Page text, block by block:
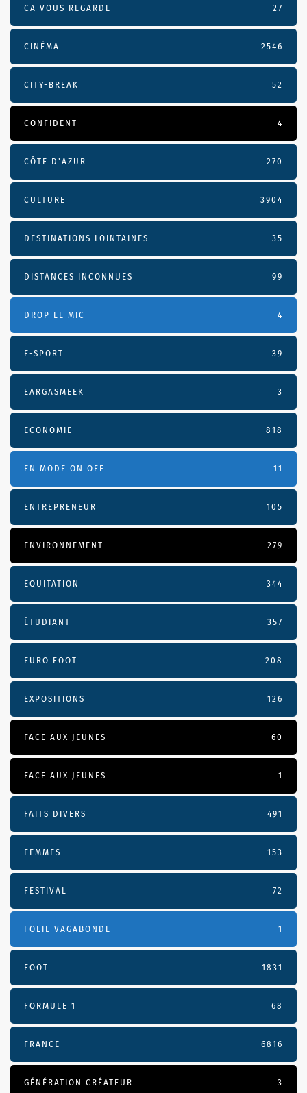
CA VOUS REGARDE 27
CINÉMA 2546
CITY-BREAK 52
CONFIDENT 4
CÔTE D’AZUR 270
CULTURE 3904
DESTINATIONS LOINTAINES 35
DISTANCES INCONNUES 99
DROP LE MIC 4
E-SPORT 39
EARGASMEEK 3
ECONOMIE 818
EN MODE ON OFF 11
ENTREPRENEUR 105
ENVIRONNEMENT 279
EQUITATION 344
ÉTUDIANT 357
EURO FOOT 208
EXPOSITIONS 126
FACE AUX JEUNES 60
FACE AUX JEUNES 1
FAITS DIVERS 491
FEMMES 153
FESTIVAL 72
FOLIE VAGABONDE 1
FOOT 1831
FORMULE 1 68
FRANCE 6816
GÉNÉRATION CRÉATEUR 3